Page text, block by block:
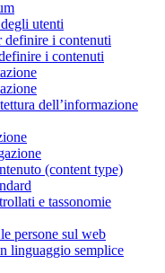
utenti
definire i contenuti
i contenuti
dell’informazione
(content type)
e tassonomie
persone sul web
linguaggio semplice